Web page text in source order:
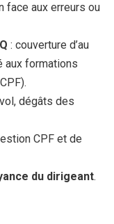
face aux erreurs ou
: couverture d’au
aux formations
dégâts des
CPF et de
du dirigeant.